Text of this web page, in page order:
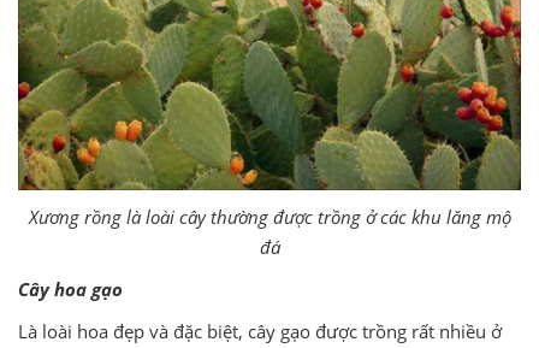
Xương rồng là loài cây thường được trồng ở các khu lăng mộ
đá
Cây hoa gạo
Là loài hoa đẹp và đặc biệt, cây gạo được trồng rất nhiều ở